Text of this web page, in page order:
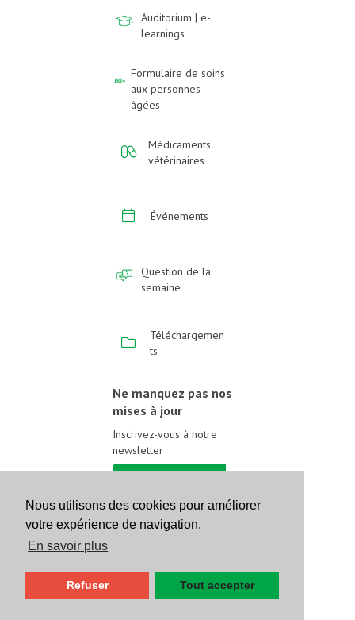
Nous utilisons des cookies pour améliorer
votre expérience de navigation.
En savoir plus
Refuser Tout accepter
Auditorium | e-
learnings
Formulaire de soins
aux personnes
âgées
Médicaments
vétérinaires
Événements
Question de la
semaine
Téléchargemen
ts
Ne manquez pas nos
mises à jour
Inscrivez-vous à notre
newsletter
Suivez-nous sur les